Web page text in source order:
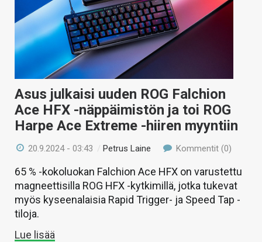
VAIHDA TEEMA
HAKU
Asus julkaisi uuden ROG Falchion
Ace HFX -näppäimistön ja toi ROG
Harpe Ace Extreme -hiiren myyntiin
20.9.2024 - 03:43 / Petrus Laine Kommentit (0)
65 % -kokoluokan Falchion Ace HFX on varustettu
magneettisilla ROG HFX -kytkimillä, jotka tukevat
myös kyseenalaisia Rapid Trigger- ja Speed Tap -
tiloja.
Lue lisää